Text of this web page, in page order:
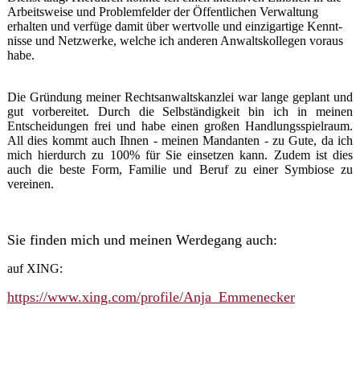
Arbeitsweise und Problem­felder der Öffentlichen Verwaltung
erhalten und verfüge damit über wertvolle und einzig­artige Kennt­
nisse und Netzwerke, welche ich anderen Anwalts­kollegen voraus
habe.
Die Gründung meiner Rechtsanwaltskanzlei war lange geplant und
gut vorbereitet. Durch die Selbstän­digkeit bin ich in meinen
Entschei­dungen frei und habe einen großen Handlungs­spielraum.
All dies kommt auch Ihnen - meinen Mandanten - zu Gute, da ich
mich hier­durch zu 100% für Sie einsetzen kann. Zudem ist dies
auch die beste Form, Familie und Beruf zu einer Symbiose zu
vereinen.
Sie finden mich und meinen Werdegang auch:
auf XING:
https://www.xing.com/profile/Anja_Emmenecker